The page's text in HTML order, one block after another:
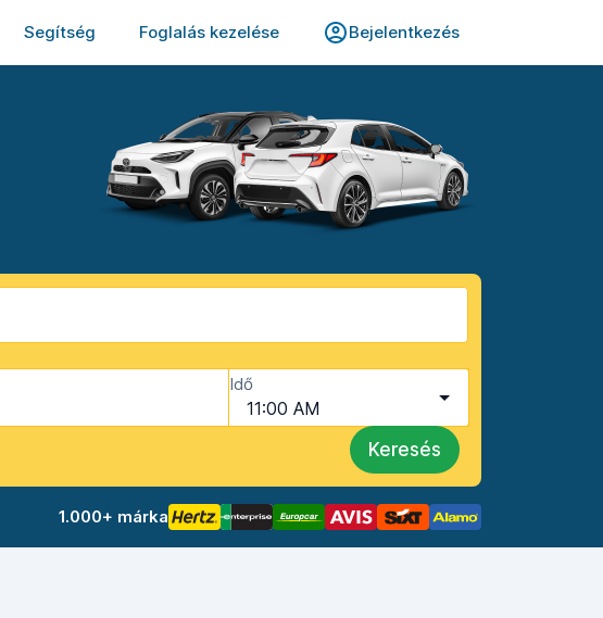
Segítség Foglalás kezelése Bejelentkezés
Idő
11:00 AM
Keresés
1.000+ márka